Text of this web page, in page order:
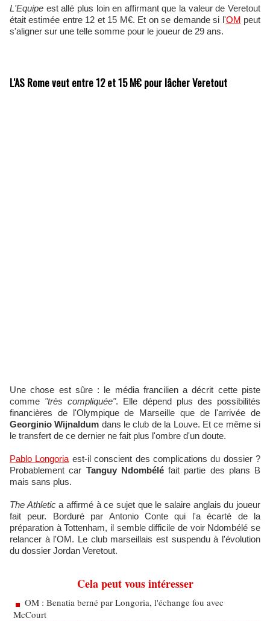
L'Equipe est allé plus loin en affirmant que la valeur de Veretout
était estimée entre 12 et 15 M€. Et on se demande si l'OM peut
s'aligner sur une telle somme pour le joueur de 29 ans.
L'AS Rome veut entre 12 et 15 M€ pour lâcher Veretout
Une chose est sûre : le média francilien a décrit cette piste
comme "très compliquée". Elle dépend plus des possibilités
financières de l'Olympique de Marseille que de l'arrivée de
Georginio Wijnaldum dans le club de la Louve. Et ce même si
le transfert de ce dernier ne fait plus l'ombre d'un doute.
Pablo Longoria est-il conscient des complications du dossier ?
Probablement car Tanguy Ndombéléfait partie des plans B
mais sans plus.
The Athletica affirmé à ce sujet que le salaire anglais du joueur
fait peur. Borduré par Antonio Conte qui l'a écarté de la
préparation à Tottenham, il semble difficile de voir Ndombélé se
relancer à l'OM. Le club marseillais est suspendu à l'évolution
du dossier Jordan Veretout.
Cela peut vous intéresser
OM : Benatia berné par Longoria, l'échange fou avec
McCourt